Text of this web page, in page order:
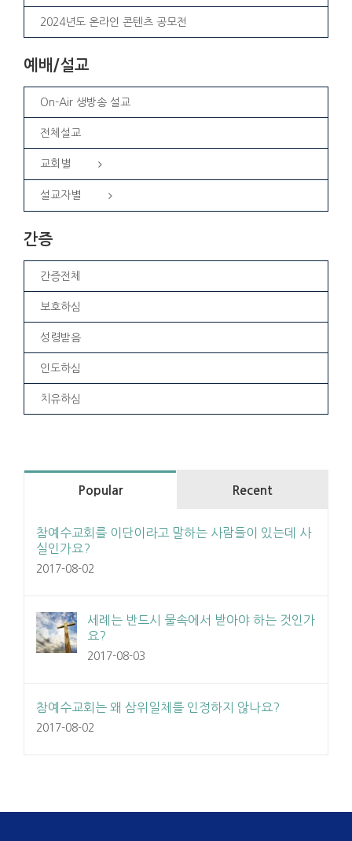
2024년도 온라인 콘텐츠 공모전
예배/설교
On-Air 생방송 설교
전체설교
교회별
설교자별
간증
간증전체
보호하심
성령받음
인도하심
치유하심
Popular Recent
참예수교회를 이단이라고 말하는 사람들이 있는데 사
실인가요?
2017-08-02
세례는 반드시 물속에서 받아야 하는 것인가
요?
2017-08-03
참예수교회는 왜 삼위일체를 인정하지 않나요?
2017-08-02